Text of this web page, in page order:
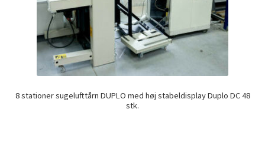
8 stationer sugelufttårn DUPLO med høj stabeldisplay Duplo DC 48
stk.